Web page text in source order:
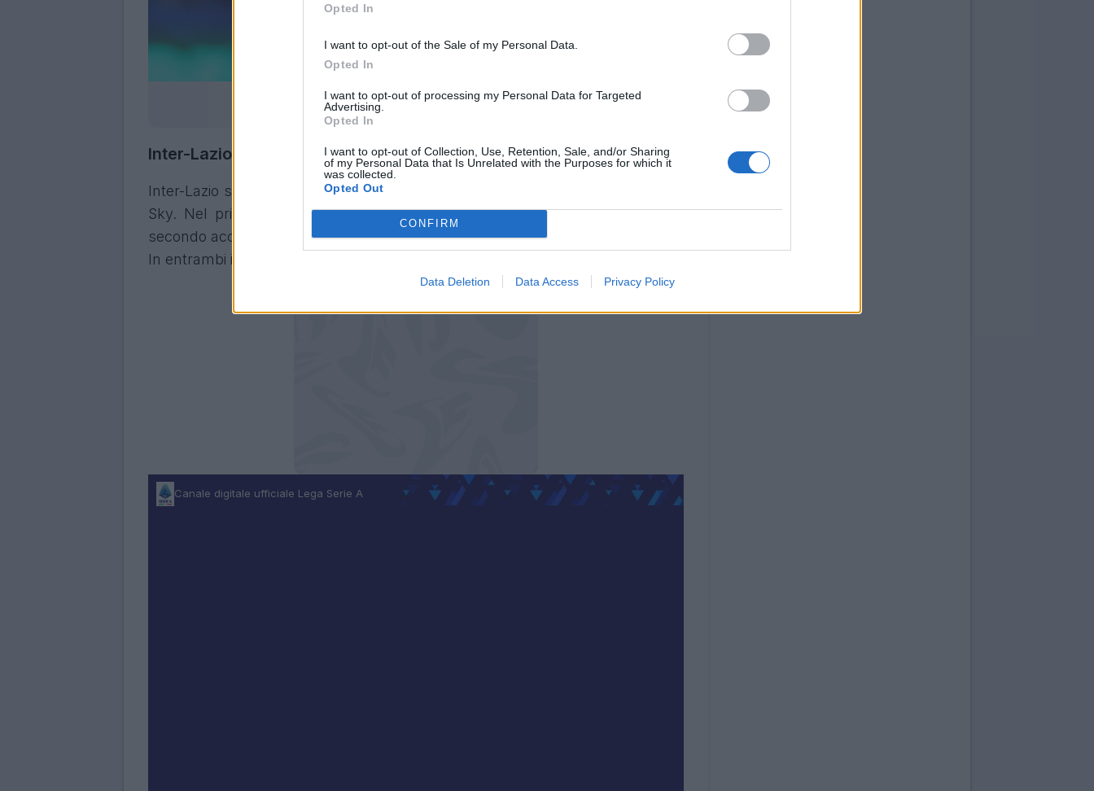
Opted In
I want to opt-out of the Sale of my Personal Data.
Opted In
I want to opt-out of processing my Personal Data for Targeted
Advertising.
Opted In
I want to opt-out of Collection, Use, Retention, Sale, and/or Sharing
of my Personal Data that Is Unrelated with the Purposes for which it
was collected.
Opted Out
CONFIRM
Data Deletion Data Access Privacy Policy
Inter-Lazio, le formazioni ufficiali (Getty Images)
Inter-Lazio: dove vederla in tv
Inter-Lazio sarà trasmessa in diretta a partire dalle 20.45 sia su DAZN, sia su
Sky. Nel primo caso si può scaricare l'app di DAZN su una smart tv, nel
secondo accedere a Sky Sport Uno, Sky Sport 251 e Sky Sport 4K del satellite.
In entrambi i casi la gara è accessibile tramite abbonamento.
Canale digitale ufficiale Lega Serie A